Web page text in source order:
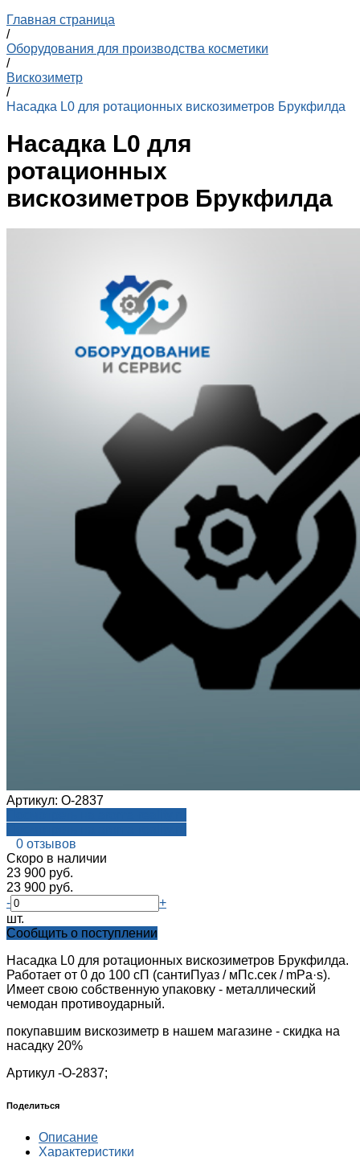
Главная страница
/
Оборудования для производства косметики
/
Вискозиметр
/
Насадка L0 для ротационных вискозиметров Брукфилда
Насадка L0 для
ротационных
вискозиметров Брукфилда
Артикул: О-2837
0 отзывов
Cкоро в наличии
23 900 руб.
23 900 руб.
-
+
шт.
Cообщить о поступлении
Насадка L0 для ротационных вискозиметров Брукфилда.
Работает от 0 до 100 сП (сантиПуаз / мПс.сек / mPa·s).
Имеет свою собственную упаковку - металлический
чемодан противоударный.
покупавшим вискозиметр в нашем магазине - скидка на
насадку 20%
Артикул -О-2837;
Поделиться
Описание
Характеристики